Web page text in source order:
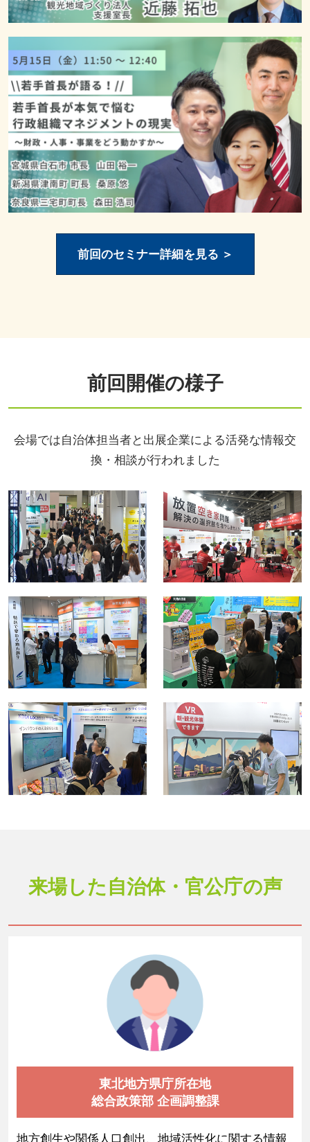
前回のセミナー詳細を見る ＞
前回開催の様子
会場では自治体担当者と出展企業による活発な情報交
換・相談が行われました
来場した自治体・官公庁の声
東北地方県庁所在地
総合政策部 企画調整課
地方創生や関係人口創出、地域活性化に関する情報